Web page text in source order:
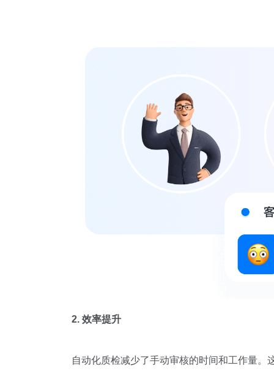
2. 效率提升
自动化质检减少了手动审核的时间和工作量